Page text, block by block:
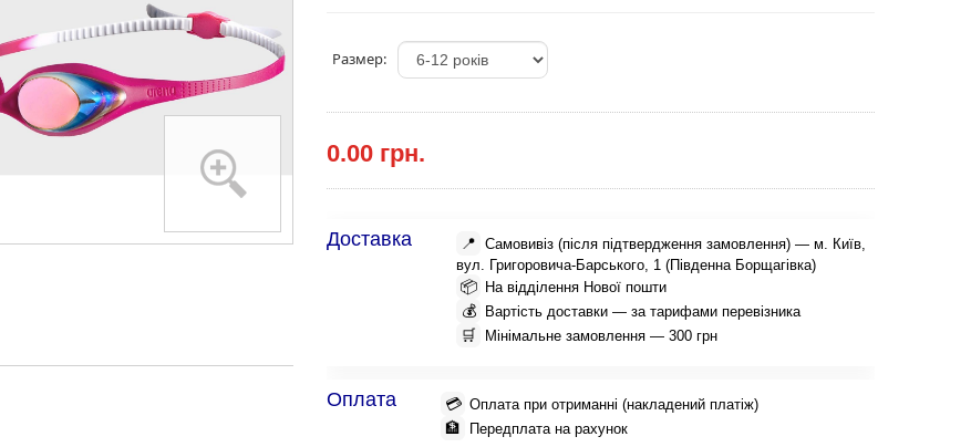
Размер:
0.00 грн.
Доставка 📍 Самовивіз (після підтвердження замовлення) — м. Київ,
вул. Григоровича-Барського, 1 (Південна Борщагівка)
📦 На відділення Нової пошти
💰 Вартість доставки — за тарифами перевізника
🛒 Мінімальне замовлення — 300 грн
Оплата 💳 Оплата при отриманні (накладений платіж)
🏦 Передплата на рахунок